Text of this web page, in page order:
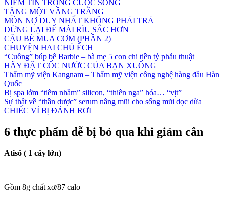
NIỀM TIN TRONG CUỘC SỐNG
TẶNG MỘT VẦNG TRĂNG
MÓN NỢ DUY NHẤT KHÔNG PHẢI TRẢ
DỪNG LẠI ĐỂ MÀI RÌU SẮC HƠN
CẬU BÉ MUA CƠM (PHẦN 2)
CHUYỆN HAI CHÚ ẾCH
“Cuồng” búp bê Barbie – bà mẹ 5 con chi tiền tỷ phẫu thuật
HÃY ĐẶT CỐC NƯỚC CỦA BẠN XUỐNG
Thẩm mỹ viện Kangnam – Thẩm mỹ viện công nghệ hàng đầu Hàn
Quốc
Bị spa lởm “tiêm nhầm” silicon, “thiên nga” hóa… “vịt”
Sự thật về “thần dược” serum nâng mũi cho sống mũi dọc dừa
CHIẾC VÍ BỊ ĐÁNH RƠI
6 thực phẩm dễ bị bỏ qua khi giảm cân
Atisô ( 1 cây lớn)
Gồm 8g chất xơ/87 calo